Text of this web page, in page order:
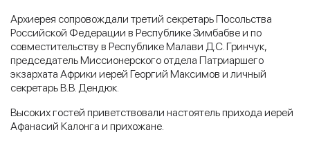
Архиерея сопровождали третий секретарь Посольства
Российской Федерации в Республике Зимбабве и по
совместительству в Республике Малави Д.С. Гринчук,
председатель Миссионерского отдела Патриаршего
экзархата Африки иерей Георгий Максимов и личный
секретарь В.В. Дендюк.
Высоких гостей приветствовали настоятель прихода иерей
Афанасий Калонга и прихожане.